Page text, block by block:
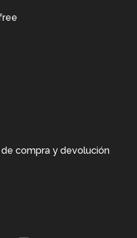
compra y devolución